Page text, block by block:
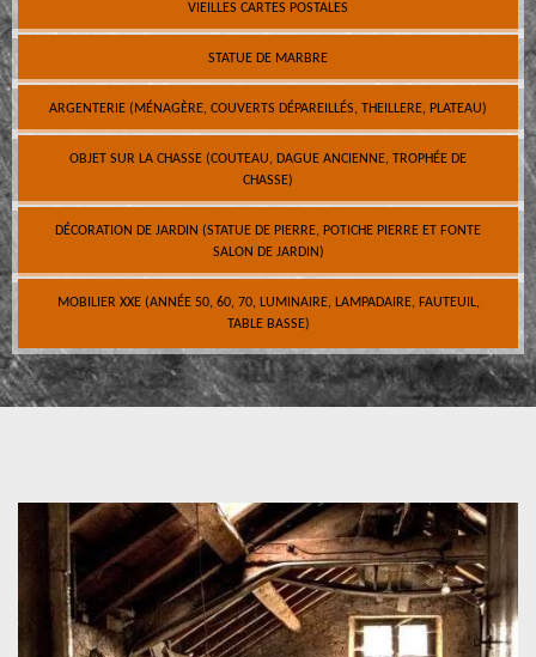
VIEILLES CARTES POSTALES
STATUE DE MARBRE
ARGENTERIE (MÉNAGÈRE, COUVERTS DÉPAREILLÉS, THEILLERE, PLATEAU)
OBJET SUR LA CHASSE (COUTEAU, DAGUE ANCIENNE, TROPHÉE DE
CHASSE)
DÉCORATION DE JARDIN (STATUE DE PIERRE, POTICHE PIERRE ET FONTE
SALON DE JARDIN)
MOBILIER XXE (ANNÉE 50, 60, 70, LUMINAIRE, LAMPADAIRE, FAUTEUIL,
TABLE BASSE)